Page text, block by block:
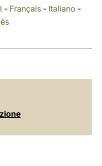
- Français- Italiano -